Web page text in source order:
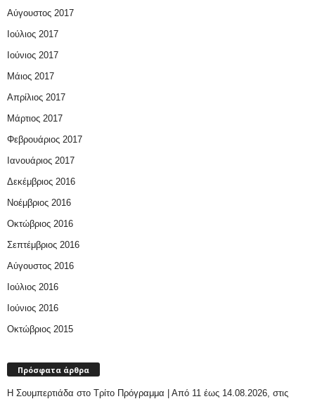
Αύγουστος 2017
Ιούλιος 2017
Ιούνιος 2017
Μάιος 2017
Απρίλιος 2017
Μάρτιος 2017
Φεβρουάριος 2017
Ιανουάριος 2017
Δεκέμβριος 2016
Νοέμβριος 2016
Οκτώβριος 2016
Σεπτέμβριος 2016
Αύγουστος 2016
Ιούλιος 2016
Ιούνιος 2016
Οκτώβριος 2015
Πρόσφατα άρθρα
H Σουμπερτιάδα στο Τρίτο Πρόγραμμα | Από 11 έως 14.08.2026, στις